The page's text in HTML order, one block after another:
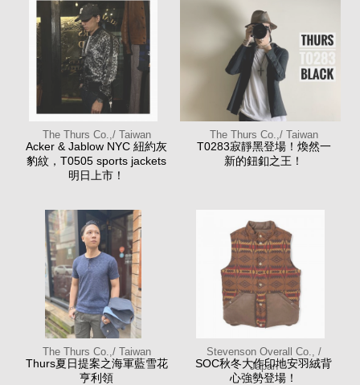
The Thurs Co.,/ Taiwan
Acker & Jablow NYC 紐約灰
豹紋，T0505 sports jackets
明日上市！
The Thurs Co.,/ Taiwan
T0283寂靜黑登場！煥然一
新的鈕釦之王！
The Thurs Co.,/ Taiwan
Thurs夏日提案之海軍藍雪花
亨利領
Stevenson Overall Co., /
Japan
SOC秋冬大作印地安羽絨背
心強勢登場！